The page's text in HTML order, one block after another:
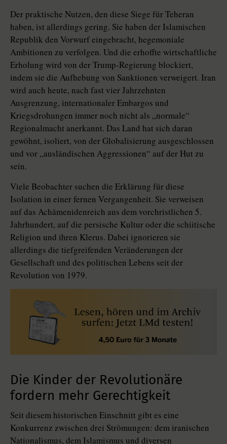
Der praktische Nutzen, den diese Siege für Teheran
haben, ist allerdings gering. Sie haben der Islamischen
Republik den Vorwurf eingebracht, hegemoniale
Ambitionen zu verfolgen. Und die erhoffte wirtschaftliche
Erholung wird von der Trump-Regierung blockiert,
indem sie die Aufhebung von Sanktionen verweigert. Iran
wird auch heute, nach fast vier Jahrzehnten
Ausgrenzung, internationaler Embargos und
Kriegsdrohungen immer noch nicht als „normale“
Regionalmacht anerkannt. Das Land hat sich daran
gewöhnt, isoliert, von der Globalisierung ausgeschlossen
und vor „ausländischen Aggressionen“ auf der Hut zu
sein.
Viele Beobachter suchen die Erklärung für diese
Isolation in einer fernen Vergangenheit. Sie verweisen
auf das Achämenidenreich aus dem vorchristlichen 5.
Jahrhundert, auf die persische Kultur oder die schiitische
Reli­gion und ihren Klerus. Dabei ignorieren sie
allerdings die tiefgreifenden Veränderungen der
Gesellschaft und des politischen Lebens seit der
Revolution von 1979.
Die Kinder der Revolutionäre
fordern mehr Gerechtigkeit
Seit diesem historischen Einschnitt gibt es eine
Konkurrenz zwischen drei Strömungen: dem iranischen
Nationalismus, dem Islamismus und diversen